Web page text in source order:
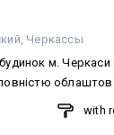
Черкассы
м. Черкаси
розташуванню
затишок та
with